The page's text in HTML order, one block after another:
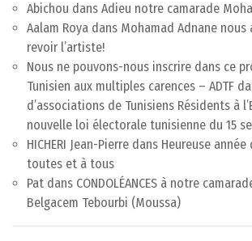
Abichou dans Adieu notre camarade
Aalam Roya dans Mohamad Adnane nous
revoir l’artiste!
Nous ne pouvons-nous inscrire dans ce
Tunisien aux multiples carences – ADTF
d’associations de Tunisiens Résidents à
nouvelle loi électorale tunisienne du 15
HICHERI Jean-Pierre dans Heureuse année
toutes et à tous
Pat dans CONDOLÉANCES à notre
Belgacem Tebourbi (Moussa)